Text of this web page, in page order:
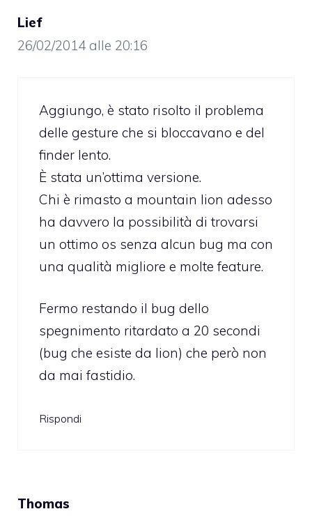
Lief
26/02/2014 alle 20:16
Aggiungo, è stato risolto il problema
delle gesture che si bloccavano e del
finder lento.
È stata un’ottima versione.
Chi è rimasto a mountain lion adesso
ha davvero la possibilità di trovarsi
un ottimo os senza alcun bug ma con
una qualità migliore e molte feature.
Fermo restando il bug dello
spegnimento ritardato a 20 secondi
(bug che esiste da lion) che però non
da mai fastidio.
Rispondi
Thomas